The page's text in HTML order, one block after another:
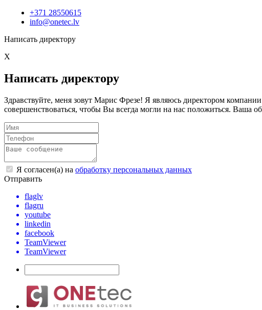
+371 28550615
info@onetec.lv
Написать директору
X
Написать директору
Здравствуйте, меня зовут Марис Фрезе! Я являюсь директором
совершенствоваться, чтобы Вы всегда могли на нас положиться. Ваша
Я согласен(а) на обработку персональных данных
Отправить
flaglv
flagru
youtube
linkedin
facebook
TeamViewer
TeamViewer